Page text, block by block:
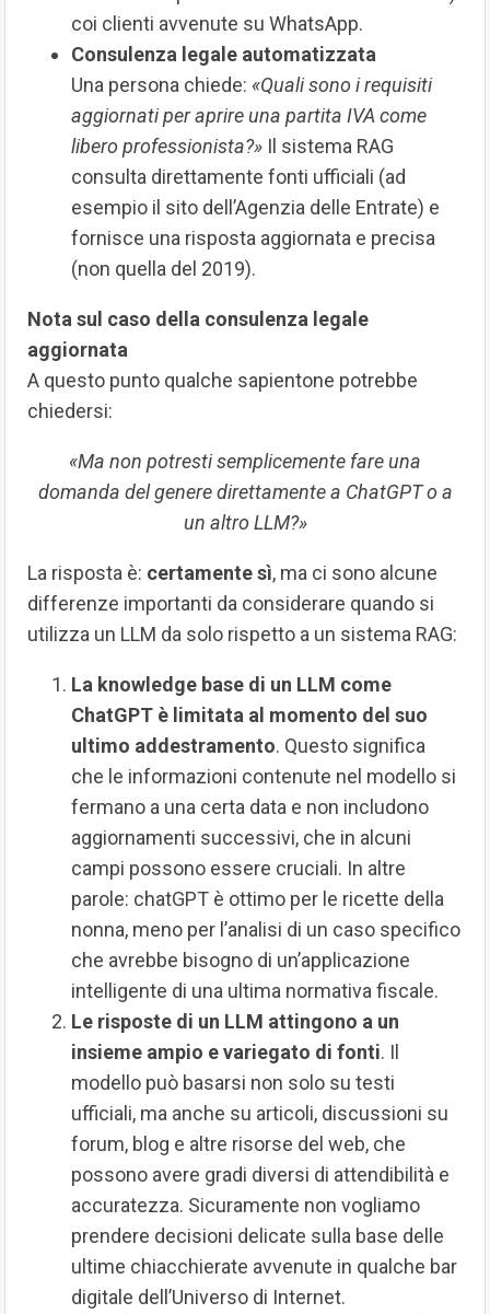
coi clienti avvenute su WhatsApp.
Consulenza legale automatizzata
Una persona chiede: «Quali sono i requisiti
aggiornati per aprire una partita IVA come
libero professionista?» Il sistema RAG
consulta direttamente fonti ufficiali (ad
esempio il sito dell’Agenzia delle Entrate) e
fornisce una risposta aggiornata e precisa
(non quella del 2019).
Nota sul caso della consulenza legale
aggiornata
A questo punto qualche sapientone potrebbe
chiedersi:
«Ma non potresti semplicemente fare una
domanda del genere direttamente a ChatGPT o a
un altro LLM?»
La risposta è: certamente sì, ma ci sono alcune
differenze importanti da considerare quando si
utilizza un LLM da solo rispetto a un sistema RAG:
La knowledge base di un LLM come
ChatGPT è limitata al momento del suo
ultimo addestramento. Questo significa
che le informazioni contenute nel modello si
fermano a una certa data e non includono
aggiornamenti successivi, che in alcuni
campi possono essere cruciali. In altre
parole: chatGPT è ottimo per le ricette della
nonna, meno per l’analisi di un caso specifico
che avrebbe bisogno di un’applicazione
intelligente di una ultima normativa fiscale.
Le risposte di un LLM attingono a un
insieme ampio e variegato di fonti. Il
modello può basarsi non solo su testi
ufficiali, ma anche su articoli, discussioni su
forum, blog e altre risorse del web, che
possono avere gradi diversi di attendibilità e
accuratezza. Sicuramente non vogliamo
prendere decisioni delicate sulla base delle
ultime chiacchierate avvenute in qualche bar
digitale dell’Universo di Internet.